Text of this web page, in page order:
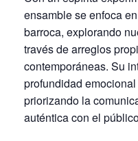
ensamble se enfoca
barroca, explorando
través de arreglos
contemporáneas. Su
profundidad
priorizando la
auténtica con el